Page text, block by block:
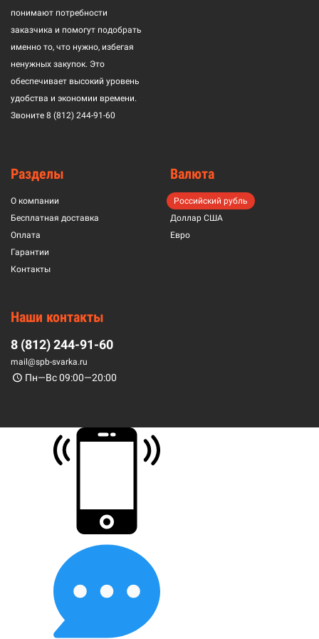
понимают потребности
заказчика и помогут подобрать
именно то, что нужно, избегая
ненужных закупок. Это
обеспечивает высокий уровень
удобства и экономии времени.
Звоните 8 (812) 244-91-60
Разделы
О компании
Бесплатная доставка
Оплата
Гарантии
Контакты
Валюта
Российский рубль
Доллар США
Евро
Наши контакты
8 (812) 244-91-60
mail@spb-svarka.ru
Пн—Вс 09:00—20:00